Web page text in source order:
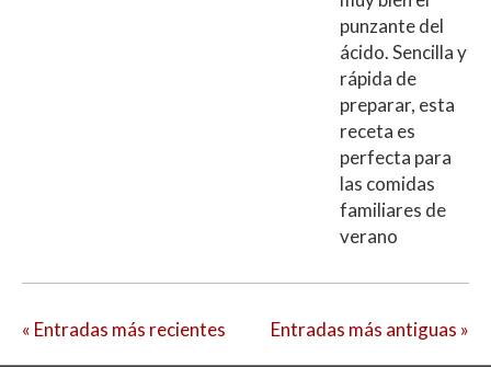
punzante del
ácido. Sencilla y
rápida de
preparar, esta
receta es
perfecta para
las comidas
familiares de
verano
« Entradas más recientes Entradas más antiguas »